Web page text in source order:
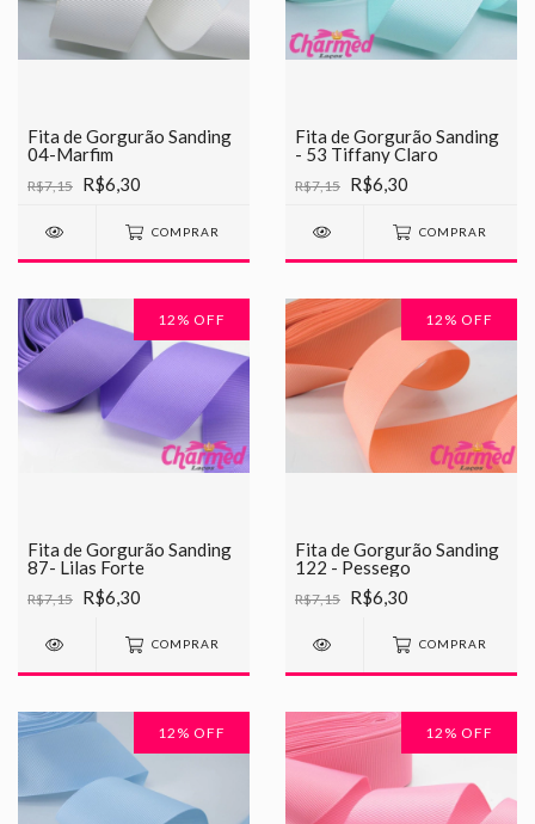
Fita de Gorgurão Sanding
04-Marfim
R$7,15 R$6,30
COMPRAR
Fita de Gorgurão Sanding
- 53 Tiffany Claro
R$7,15 R$6,30
COMPRAR
12 % OFF
Fita de Gorgurão Sanding
87- Lilas Forte
R$7,15 R$6,30
COMPRAR
12 % OFF
Fita de Gorgurão Sanding
122 - Pessego
R$7,15 R$6,30
COMPRAR
12 % OFF 12 % OFF